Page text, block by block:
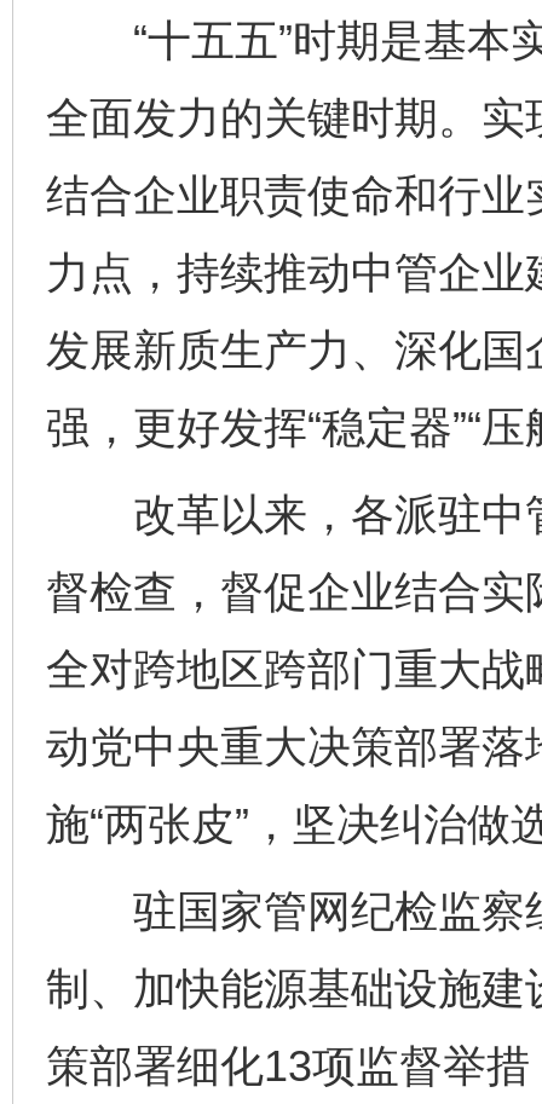
“十五五”时期是基本
全面发力的关键时期。实
结合企业职责使命和行
力点，持续推动中管企
发展新质生产力、深化
强，更好发挥“稳定器”“
改革以来，各派驻中
督检查，督促企业结合
全对跨地区跨部门重大
动党中央重大决策部署
施“两张皮”，坚决纠治做
驻国家管网纪检监察
制、加快能源基础设施
策部署细化13项监督举